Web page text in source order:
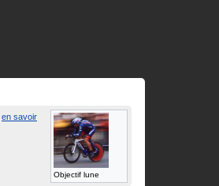
en savoir
Objectif lune